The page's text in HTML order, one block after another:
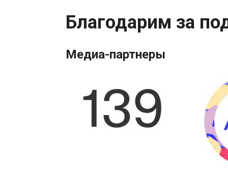
Благодарим за
Медиа-партнеры